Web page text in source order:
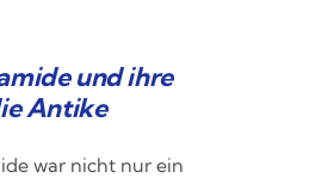
und ihre
Antike
war nicht nur ein